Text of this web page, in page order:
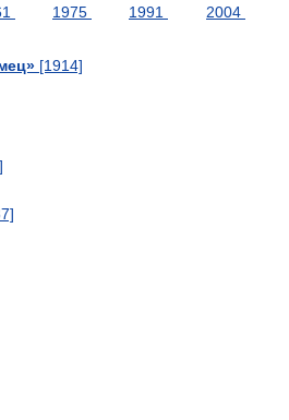
1975
1991
2004
[1914]